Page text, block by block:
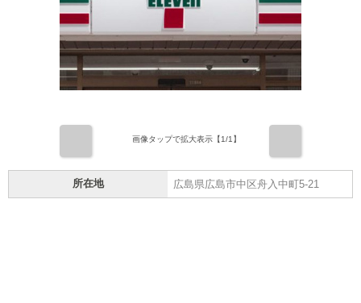
画像タップで拡大表示【1/1】
所在地 広島県広島市中区舟入中町5-21